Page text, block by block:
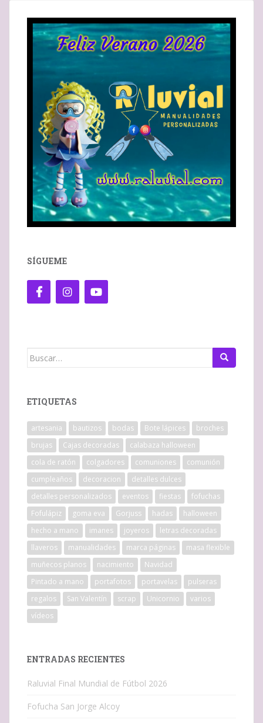
ENTRADAS
SÍGUEME
Buscar:
ETIQUETAS
artesania bautizos bodas Bote lápices
broches
brujas
Cajas decoradas
calabaza halloween
cola de ratón
colgadores comuniones
comunión
cumpleaños
decoracion
detalles dulces
detalles personalizados
eventos fiestas
fofuchas
Fofulápiz
goma eva Gorjuss hadas
halloween
hecho a mano
imanes joyeros
letras decoradas
llaveros
manualidades marca páginas
masa flexible
muñecos planos
nacimiento
Navidad
Pintado a mano
portafotos portavelas
pulseras
regalos
San Valentín scrap Unicornio
varios
vídeos
ENTRADAS RECIENTES
Raluvial Final Mundial de Fútbol 2026
Fofucha San Jorge Alcoy